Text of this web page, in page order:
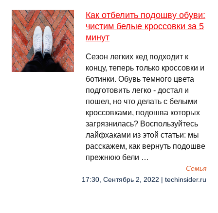
Как отбелить подошву обуви:
чистим белые кроссовки за 5
минут
Сезон легких кед подходит к
концу, теперь только кроссовки и
ботинки. Обувь темного цвета
подготовить легко - достал и
пошел, но что делать с белыми
кроссовками, подошва которых
загрязнилась? Воспользуйтесь
лайфхаками из этой статьи: мы
расскажем, как вернуть подошве
прежнюю бели …
Семья
17:30, Сентябрь 2, 2022 | techinsider.ru